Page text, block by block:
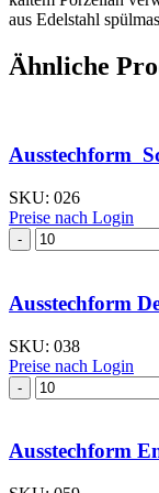
aus Edelstahl
Ähnliche
Ausstechform
SKU: 026
Preise nach Login
Ausstechform
Schildkröte
Menge
Ausstechform
SKU: 038
Preise nach Login
Ausstechform
Delfin
Menge
Ausstechform